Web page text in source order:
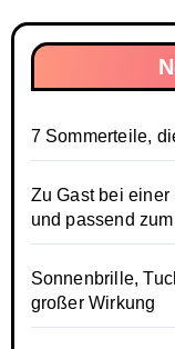
7 Sommerteile,
Zu Gast bei
und passend
Sonnenbrille,
großer Wirkung